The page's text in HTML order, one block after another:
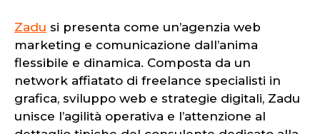
Zadu si presenta come un’agenzia web
marketing e comunicazione dall’anima
flessibile e dinamica. Composta da un
network affiatato di freelance specialisti in
grafica, sviluppo web e strategie digitali, Zadu
unisce l’agilità operativa e l’attenzione al